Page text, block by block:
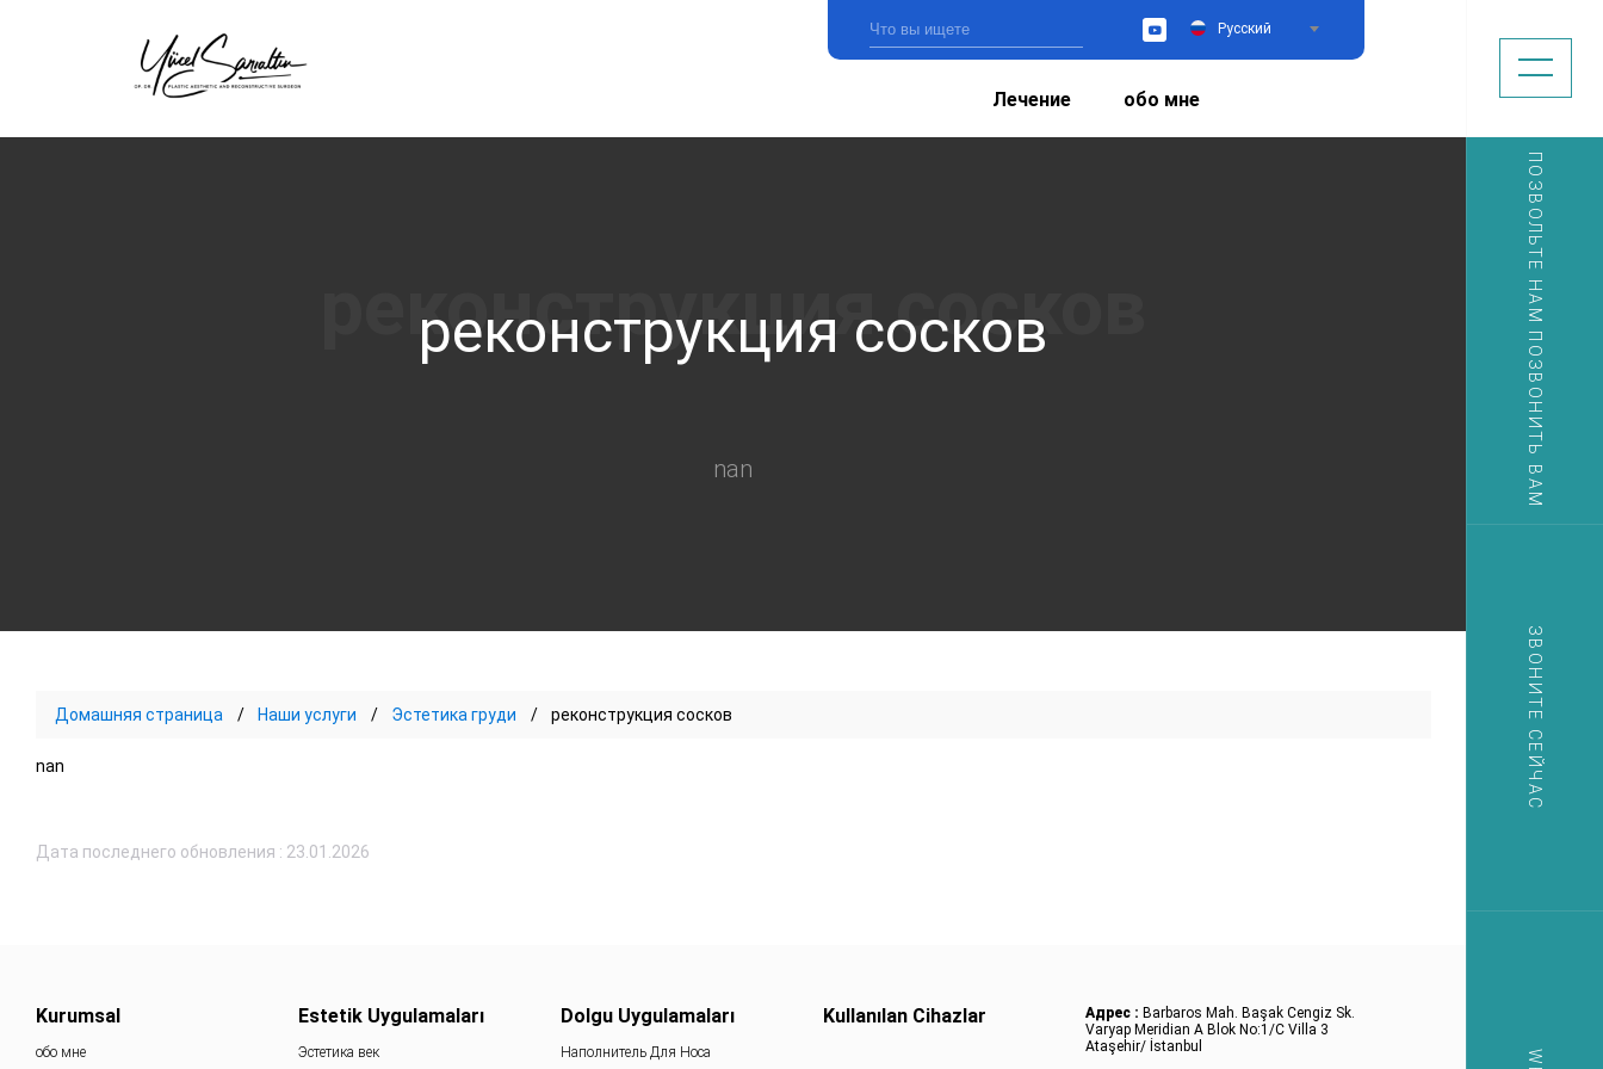
YouTubeРусский
Лечение обо мне
ПОЗВОЛЬТЕ НАМ ПОЗВОНИТЬ ВАМ
ЗВОНИТЕ СЕЙЧАС
реконструкция сосков
nan
Домашняя страница Наши услуги Эстетика груди реконструкция сосков
nan
Дата последнего обновления : 23.01.2026
Kurumsal
обо мне
Estetik Uygulamaları
Эстетика век
Dolgu Uygulamaları
Наполнитель Для Носа
Kullanılan Cihazlar Адрес : Barbaros Mah. Başak Cengiz Sk.
Varyap Meridian A Blok No:1/C Villa 3
Ataşehir/ İstanbul